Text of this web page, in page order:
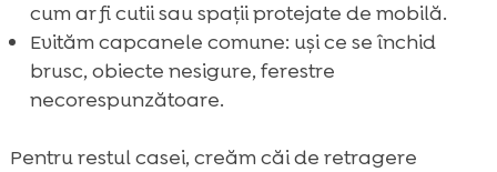
cum ar fi cutii sau spații protejate de mobilă.
Evităm capcanele comune: uși ce se închid
brusc, obiecte nesigure, ferestre
necorespunzătoare.
Pentru restul casei, creăm căi de retragere